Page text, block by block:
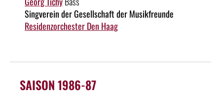
Singverein der Gesellschaft der Musikfreunde
Residenzorchester Den Haag
SAISON 1986-87